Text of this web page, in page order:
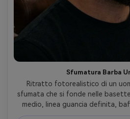
Sfumatura Barba
Ritratto fotorealistico di un
sfumata che si fonde nelle
medio, linea guancia definita,
naturale riccio nella barba,